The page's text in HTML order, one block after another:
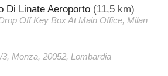
Di Linate Aeroporto (11,5 km)
Off Key Box At Main Office, Milan
3, Monza, 20052, Lombardia